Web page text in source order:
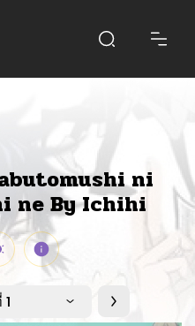
ni
ne By Ichihi